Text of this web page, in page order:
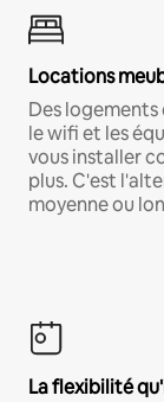
Locations
Des
le wifi et les
vous installer
plus. C'est
moyenne ou
La flexibilité